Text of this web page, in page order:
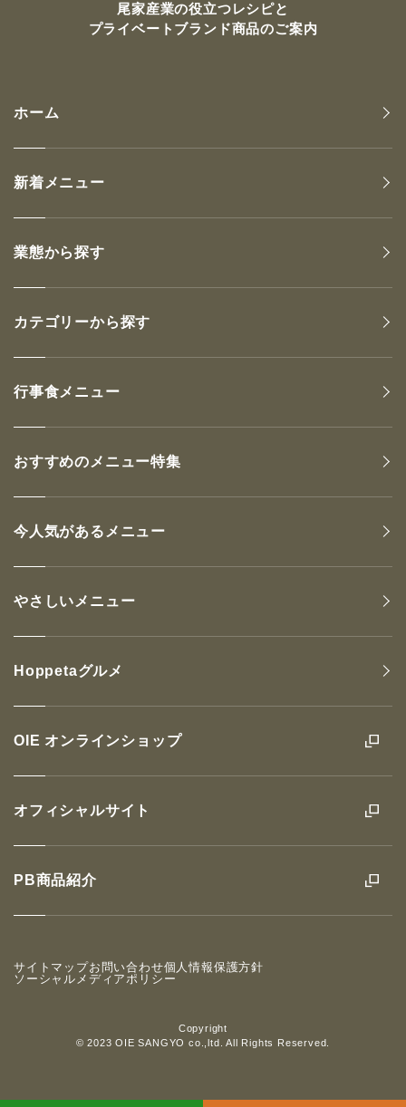
尾家産業の役立つレシピと
プライベートブランド商品のご案内
OIE オンラインショップ
オフィシャルサイト
PB商品紹介
ホーム
新着メニュー
業態から探す
カテゴリーから探す
行事食メニュー
おすすめのメニュー特集
今人気があるメニュー
やさしいメニュー
Hoppetaグルメ
Copyright
© 2023 OIE SANGYO co.,ltd. All Rights Reserved.
サイトマップお問い合わせ個人情報保護方針
ソーシャルメディアポリシー